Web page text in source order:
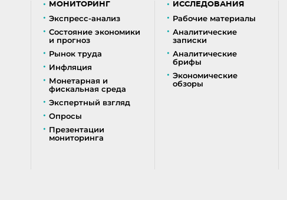
МОНИТОРИНГ
Экспресс-анализ
Состояние экономики
и прогноз
Рынок труда
Инфляция
Монетарная и
фискальная среда
Экспертный взгляд
Опросы
Презентации
мониторинга
ИССЛЕДОВАНИЯ
Рабочие материалы
Аналитические
записки
Аналитические
брифы
Экономические
обзоры